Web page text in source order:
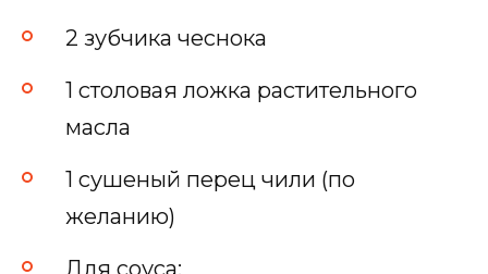
2 зубчика чеснока
1 столовая ложка растительного
масла
1 сушеный перец чили (по
желанию)
Для соуса: